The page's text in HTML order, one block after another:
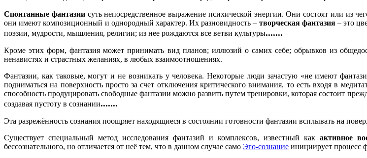
Спонтанные фантазиисуть непосредственное выражение психической энергии. Они состоят или из
они имеют композиционный и однородный характер. Их разновидность – творческая фантазия– это
поэзии, мудрости, мышления, религии; из нее рождаются все ветви культуры.......
Кроме этих форм, фантазия может принимать вид планов; иллюзий о самих себе; обрывков из
ненавистях и страстных желаниях, в любых взаимоотношениях.
Фантазии, как таковые, могут и не возникать у человека. Некоторые люди зачастую «не имеют
подниматься на поверхность просто за счет отключения критического внимания, то есть входя в
способность продуцировать свободные фантазии можно развить путем тренировки, которая состоит
создавая пустоту в сознании.......
Эта разрежённость сознания поощряет находящиеся в состоянии готовности фантазии всплывать на
Существует специальный метод исследования фантазий и комплексов, известный какактивное
бессознательного, но отличается от неё тем, что в данном случае само Эго-сознание инициирует процесс